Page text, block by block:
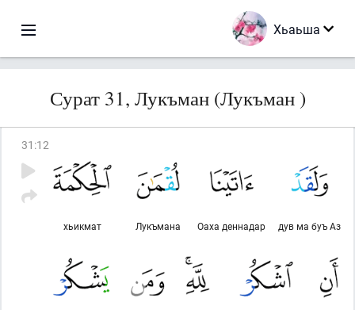
Хьаьша
Сурат 31, Лукъман (Лукъман )
31 :12
дув ма буъ Аз
Оаха деннадар
Лукъмана
хьикмат